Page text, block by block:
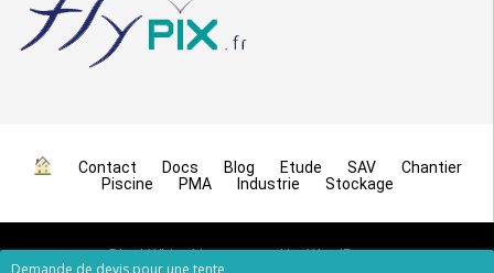
Contact Docs Blog Etude SAV
Chantier
Piscine
PMA Industrie Stockage
BlackWhite Litepowered byWordPress
Demande de devis pour une tente